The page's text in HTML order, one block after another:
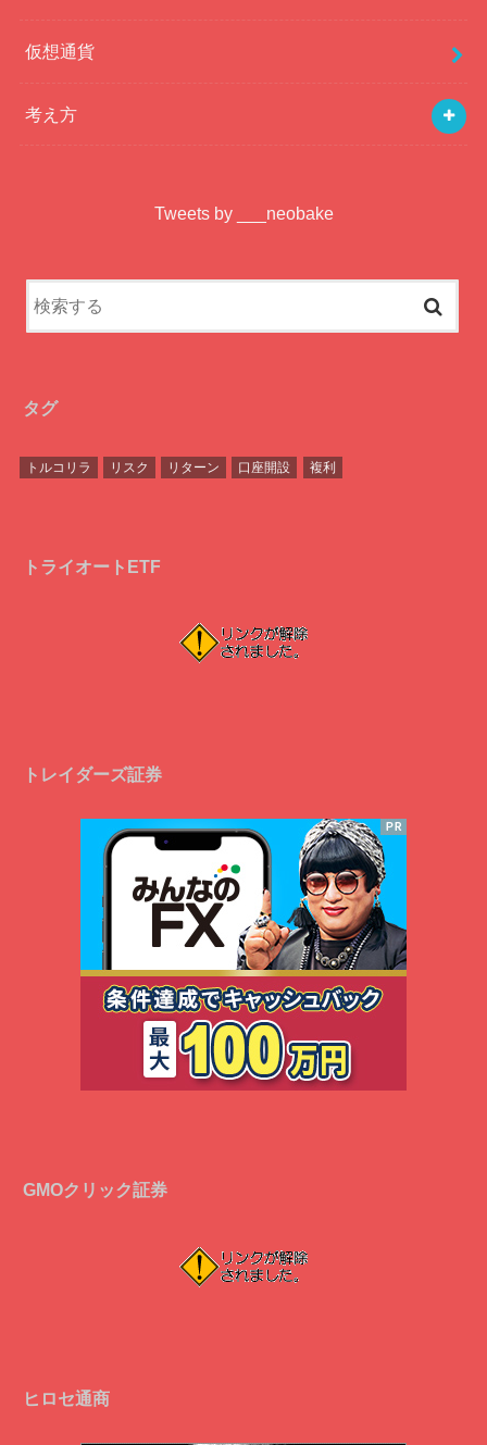
仮想通貨
考え方
Tweets by ___neobake
タグ
トルコリラ リスク リターン 口座開設 複利
トライオートETF
トレイダーズ証券
GMOクリック証券
ヒロセ通商